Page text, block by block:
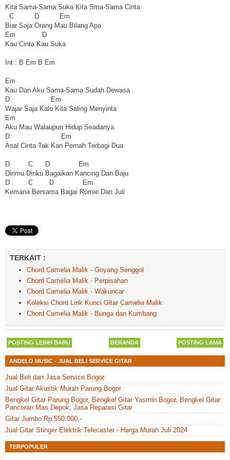
Kita Sama-Sama Suka Kita Sma-Sama Cinta
C D Em
Biar Saja Orang Mau Bilang Apa
Em D
Kau Cinta Kau Suka
Int : B Em B Em
Em
Kau Dan Aku Sama-Sama Sudah Dewasa
D Em
Wajar Saja Kalo Kita Saling Menyinta
Em
Aku Mau Walaupun Hidup Seadanya
D Em
Asal Cinta Tak Kan Pernah Terbagi Dua
D C D Em
Dirimu Diriku Bagaikan Kancing Dan Baju
D C D Em
Kemana Bersama Bagai Romie Dan Juli
TERKAIT :
Chord Camelia Malik - Goyang Senggol
Chord Camelia Malik - Perpisahan
Chord Camelia Malik - Wakuncar
Koleksi Chord Lirik Kunci Gitar Camelia Malik
Chord Camelia Malik - Bunga dan Kumbang
POSTING LEBIH BARU POSTING LAMA
BERANDA
ANDELO MUSIC - JUAL BELI SERVICE GITAR
Jual Beli dan Jasa Service Bogor
Jual Gitar Akustik Murah Parung Bogor
Bengkel Gitar Parung Bogor, Bengkel Gitar Yasmin Bogor, Bengkel Gitar
Pancoran Mas Depok, Jasa Reparasi Gitar
Gitar Jumbo Rp.550.000,-
Jual Gitar Stinger Elektrik Telecaster - Harga Murah Juli 2024
TERPOPULER